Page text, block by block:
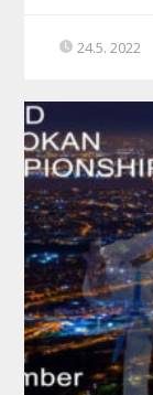
24.5. 2022